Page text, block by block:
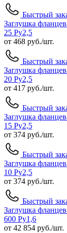
Быстрый
Заглушка
25 Ру2,5
от 468 руб./шт.
Быстрый
Заглушка
20 Ру2,5
от 417 руб./шт.
Быстрый
Заглушка
15 Ру2,5
от 374 руб./шт.
Быстрый
Заглушка
10 Ру2,5
от 374 руб./шт.
Быстрый
Заглушка
600 Ру1,6
от 42 854 руб./шт.